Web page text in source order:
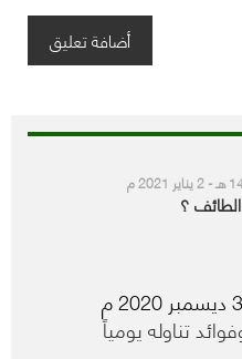
؟
تناوله يومياً